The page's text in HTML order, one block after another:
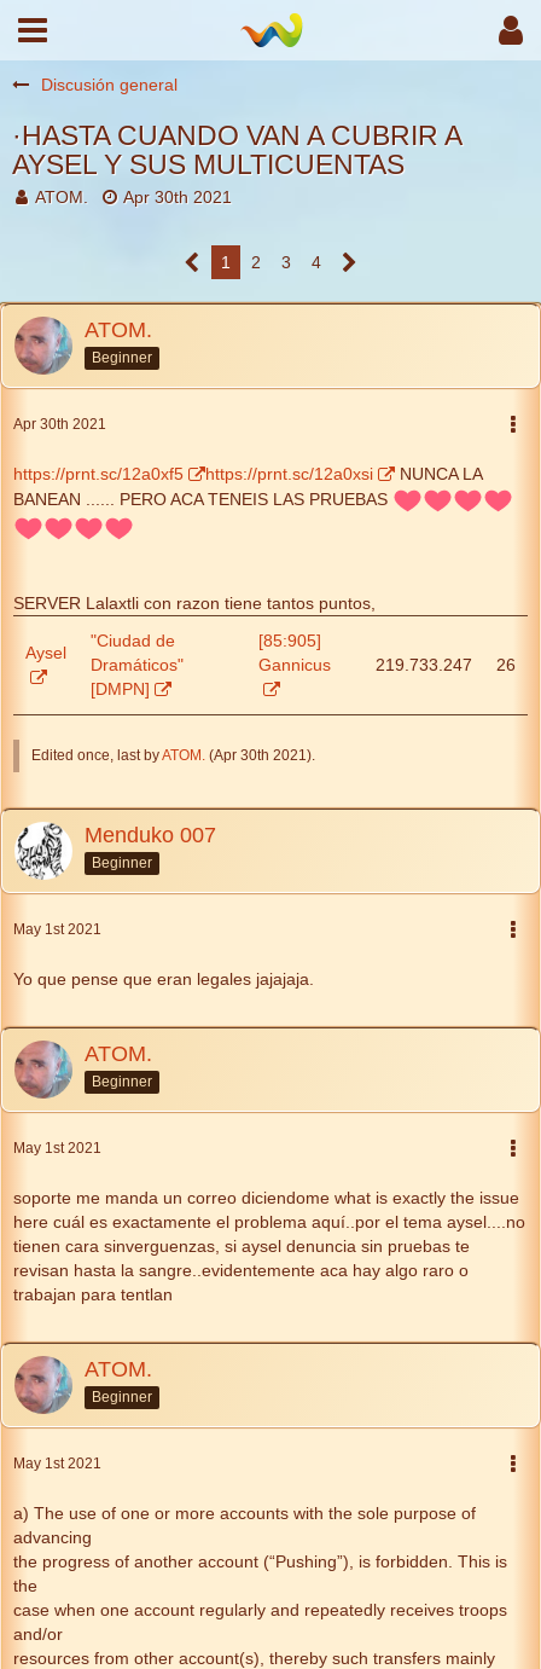
Discusión general
·HASTA CUANDO VAN A CUBRIR A
AYSEL Y SUS MULTICUENTAS
ATOM. Apr 30th 2021
1 2 3 4
ATOM.
Beginner
Apr 30th 2021
https://prnt.sc/12a0xf5 https://prnt.sc/12a0xsi
NUNCA LA
BANEAN ...... PERO ACA TENEIS LAS PRUEBAS
SERVER Lalaxtli con razon tiene tantos puntos,
Aysel
"Ciudad de
Dramáticos"
[DMPN]
[85:905]
Gannicus
219.733.247 26
Edited once, last byATOM. (Apr 30th 2021).
Menduko 007
Beginner
May 1st 2021
Yo que pense que eran legales jajajaja.
ATOM.
Beginner
May 1st 2021
soporte me manda un correo diciendome what is exactly the issue
here cuál es exactamente el problema aquí..por el tema aysel....no
tienen cara sinverguenzas, si aysel denuncia sin pruebas te
revisan hasta la sangre..evidentemente aca hay algo raro o
trabajan para tentlan
ATOM.
Beginner
May 1st 2021
a) The use of one or more accounts with the sole purpose of
advancing
the progress of another account (“Pushing”), is forbidden. This is
the
case when one account regularly and repeatedly receives troops
and/or
resources from other account(s), thereby such transfers mainly